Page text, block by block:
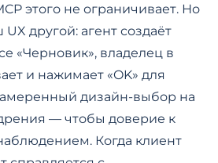
этого не ограничивает. Но
другой: агент создаёт
«Черновик», владелец в
и нажимает «OK» для
дизайн-выбор на
— чтобы доверие к
Когда клиент